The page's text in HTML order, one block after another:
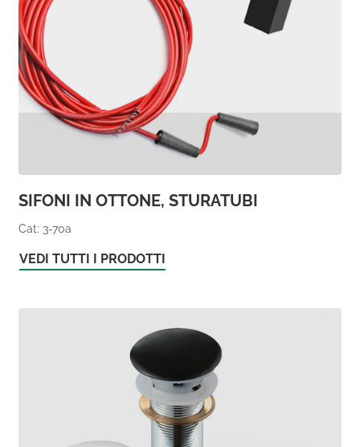
SIFONI IN OTTONE, STURATUBI
Cat: 3-70a
VEDI TUTTI I PRODOTTI